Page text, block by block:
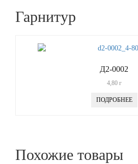
Гарнитур
Д2-0002
4,80г
ПОДРОБНЕЕ
Похожие товары